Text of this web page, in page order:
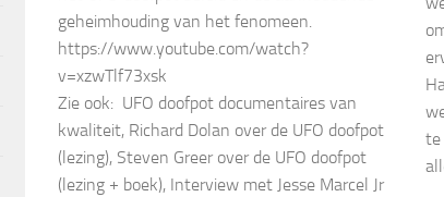
geheimhouding van het fenomeen.
https://www.youtube.com/watch?
v=xzwTlf73xsk
Zie ook: UFO doofpot documentaires van
kwaliteit, Richard Dolan over de UFO doofpot
(lezing), Steven Greer over de UFO doofpot
(lezing + boek), Interview met Jesse Marcel Jr
te